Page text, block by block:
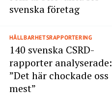
svenska företag
HÅLLBARHETSRAPPORTERING
140 svenska CSRD-
rapporter analyserade:
”Det här chockade oss
mest”